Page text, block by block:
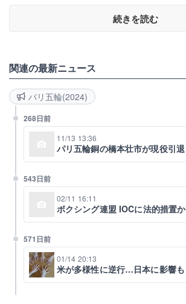
続きを読む
関連の最新ニュース
パリ五輪(2024)
268日前
11/13 13:36
パリ五輪銅の橋本壮市が現役引退
543日前
02/11 16:11
ボクシング連盟 IOCに法的措置か
571日前
01/14 20:13
米が多様性に逆行…日本に影響も